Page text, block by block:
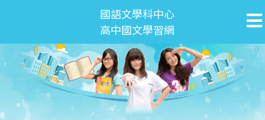
國語文學科中心
高中國文學習網